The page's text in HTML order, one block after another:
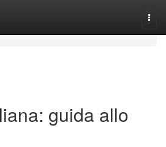
guida allo